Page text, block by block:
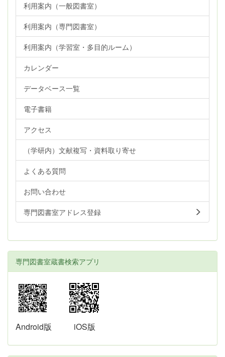
利用案内（一般図書室）
利用案内（専門図書室）
利用案内（学習室・多目的ルーム）
カレンダー
データベース一覧
電子書籍
アクセス
（学研内）文献複写・資料取り寄せ
よくある質問
お問い合わせ
専門図書室アドレス登録
専門図書室蔵書検索アプリ
Android版 iOS版